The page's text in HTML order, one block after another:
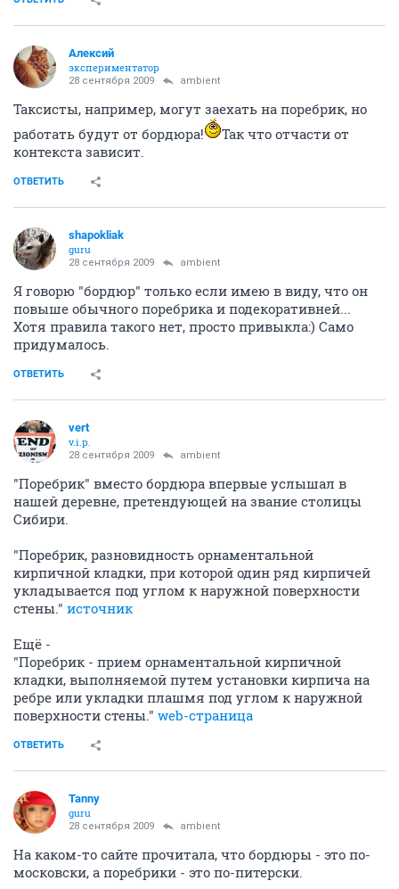
Алексий
экспериментатор
28 сентября 2009 ambient
Таксисты, например, могут заехать на поребрик, но
работать будут от бордюра!
Так что отчасти от
контекста зависит.
ОТВЕТИТЬ
shapokliak
guru
28 сентября 2009 ambient
Я говорю "бордюр" только если имею в виду, что он
повыше обычного поребрика и подекоративней...
Хотя правила такого нет, просто привыкла:) Само
придумалось.
ОТВЕТИТЬ
vert
v.i.p.
28 сентября 2009 ambient
"Поребрик" вместо бордюра впервые услышал в
нашей деревне, претендующей на звание столицы
Сибири.
"Поребрик, разновидность орнаментальной
кирпичной кладки, при которой один ряд кирпичей
укладывается под углом к наружной поверхности
стены." источник
Ещё -
"Поребрик - прием орнаментальной кирпичной
кладки, выполняемой путем установки кирпича на
ребре или укладки плашмя под углом к наружной
поверхности стены." web-страница
ОТВЕТИТЬ
Tanny
guru
28 сентября 2009 ambient
На каком-то сайте прочитала, что бордюры - это по-
московски, а поребрики - это по-питерски.